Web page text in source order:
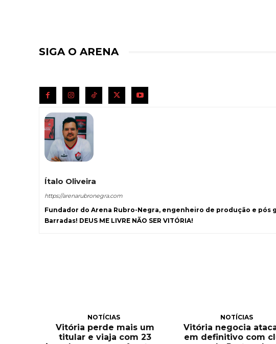
SIGA O ARENA
Ítalo Oliveira
https://arenarubronegra.com
Fundador do Arena Rubro-Negra, engenheiro de produção e pós
Barradas! DEUS ME LIVRE NÃO SER VITÓRIA!
NOTÍCIAS
Vitória perde mais um
titular e viaja com 23
NOTÍCIAS
Vitória negocia
em definitivo com